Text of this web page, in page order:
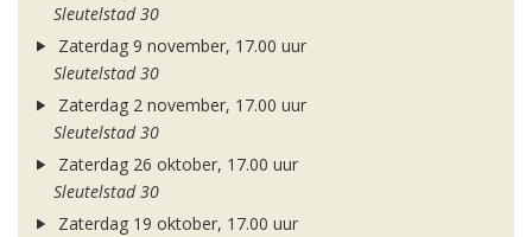
Sleutelstad 30
Zaterdag 9 november, 17.00 uur
Sleutelstad 30
Zaterdag 2 november, 17.00 uur
Sleutelstad 30
Zaterdag 26 oktober, 17.00 uur
Sleutelstad 30
Zaterdag 19 oktober, 17.00 uur